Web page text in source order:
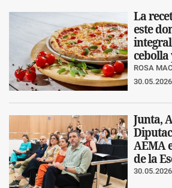
La
este
cebolla
ROSA
Junta,
AEMA
de la